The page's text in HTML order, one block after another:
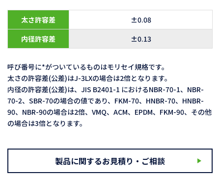
太さ許容差
±0.08
内径許容差
±0.13
呼び番号に*がついているものはモリセイ規格です。
太さの許容差(公差)はJ-3LXの場合は2倍となります。
内径の許容差(公差)は、JIS B2401-1 におけるNBR-70-1、NBR-
70-2、SBR-70の場合の値であり、FKM-70、HNBR-70、HNBR-
90、NBR-90の場合は2倍、VMQ、ACM、EPDM、FKM-90、その他
の場合は3倍となります。
製品に関するお見積り・ご相談